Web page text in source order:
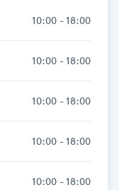
10:00 - 18:00
10:00 - 18:00
10:00 - 18:00
10:00 - 18:00
10:00 - 18:00